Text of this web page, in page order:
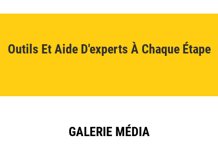
Outils Et Aide D'experts À Chaque Étape
GALERIE MÉDIA